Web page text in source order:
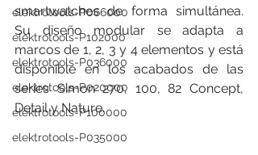
elektrotools-P066000
elektrotools-P102000
elektrotools-P036000
elektrotools-P020000
elektrotools-P100000
elektrotools-P035000
smartwatches de forma simultánea.
Su diseño modular se adapta a
marcos de 1, 2, 3 y 4 elementos y está
disponible en los acabados de las
series Simon 270, 100, 82 Concept,
Detail y Nature.